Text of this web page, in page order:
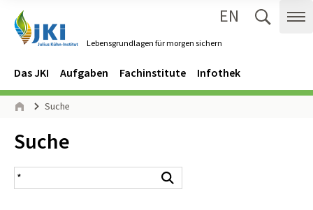
Lebensgrundlagen für morgen sichern
EN
Navigation
Hauptmenü
Das JKI Aufgaben Fachinstitute Infothek
Seitenpfad
Suche
Inhalt:
Suche
Suchergebnis